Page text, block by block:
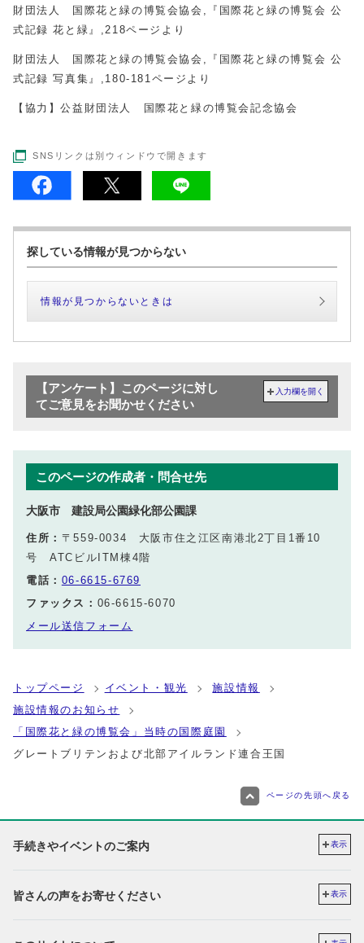
財団法人 国際花と緑の博覧会協会,『国際花と緑の博覧会 公
式記録 花と緑』,218ページより
財団法人 国際花と緑の博覧会協会,『国際花と緑の博覧会 公
式記録 写真集』,180-181ページより
【協力】公益財団法人 国際花と緑の博覧会記念協会
SNSリンクは別ウィンドウで開きます
探している情報が見つからない
情報が見つからないときは
【アンケート】このページに対し
てご意見をお聞かせください
入力欄を開く
このページの作成者・問合せ先
大阪市 建設局公園緑化部公園課
住所： 〒559-0034 大阪市住之江区南港北2丁目1番10
号 ATCビルITM棟4階
電話： 06-6615-6769
ファックス： 06-6615-6070
メール送信フォーム
トップページ イベント・観光
施設情報
施設情報のお知らせ
「国際花と緑の博覧会」当時の国際庭園
グレートブリテンおよび北部アイルランド連合王国
ページの先頭へ戻る
手続きやイベントのご案内 表示
皆さんの声をお寄せください 表示